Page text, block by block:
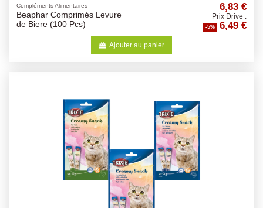
Compléments Alimentaires
Beaphar Comprimés Levure
de Biere (100 Pcs)
6,83 €
Prix Drive :
-5% 6,49 €
Ajouter au panier